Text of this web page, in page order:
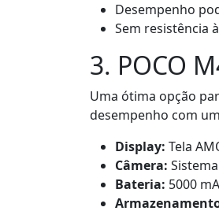
Desempenho
Sem resistência
3. POCO
Uma ótima opção
desempenho com
Display: Tela
Câmera:
Bateria: 5000